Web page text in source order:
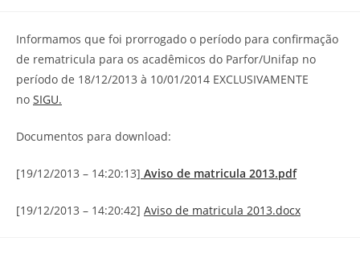
Informamos que foi prorrogado o período para confirmação
de rematricula para os acadêmicos do Parfor/Unifap no
período de 18/12/2013 à 10/01/2014 EXCLUSIVAMENTE
no SIGU.
Documentos para download:
[19/12/2013 – 14:20:13] Aviso de matricula 2013.pdf
[19/12/2013 – 14:20:42] Aviso de matricula 2013.docx